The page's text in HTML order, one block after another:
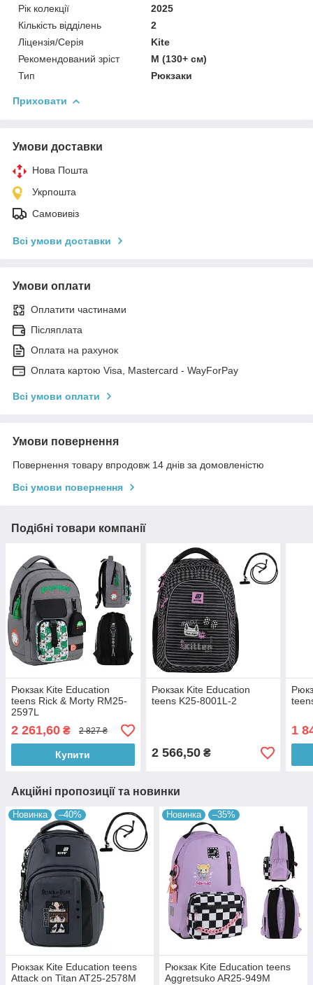
Рік колекції
2025
Кількість відділень
2
Ліцензія/Серія
Kite
Рекомендований зріст
M (130+ см)
Тип
Рюкзаки
Приховати
Умови доставки
Нова Пошта
Укрпошта
Самовивіз
Всі умови доставки
Умови оплати
Оплатити частинами
Післяплата
Оплата на рахунок
Оплата картою Visa, Mastercard - WayForPay
Всі умови оплати
Умови повернення
Повернення товару впродовж 14 днів за домовленістю
Всі умови повернення
Подібні товари компанії
Рюкзак Kite Education
teens Rick & Morty RM25-
2597L
2 261,60 ₴ 2 827 ₴
Купити
Рюкзак Kite Education
teens K25-8001L-2
2 566,50₴
1
Акційні пропозиції та новинки
Новинка –40%
Рюкзак Kite Education teens
Attack on Titan AT25-2578M
Новинка –35%
Рюкзак Kite Education teens
Aggretsuko AR25-949M